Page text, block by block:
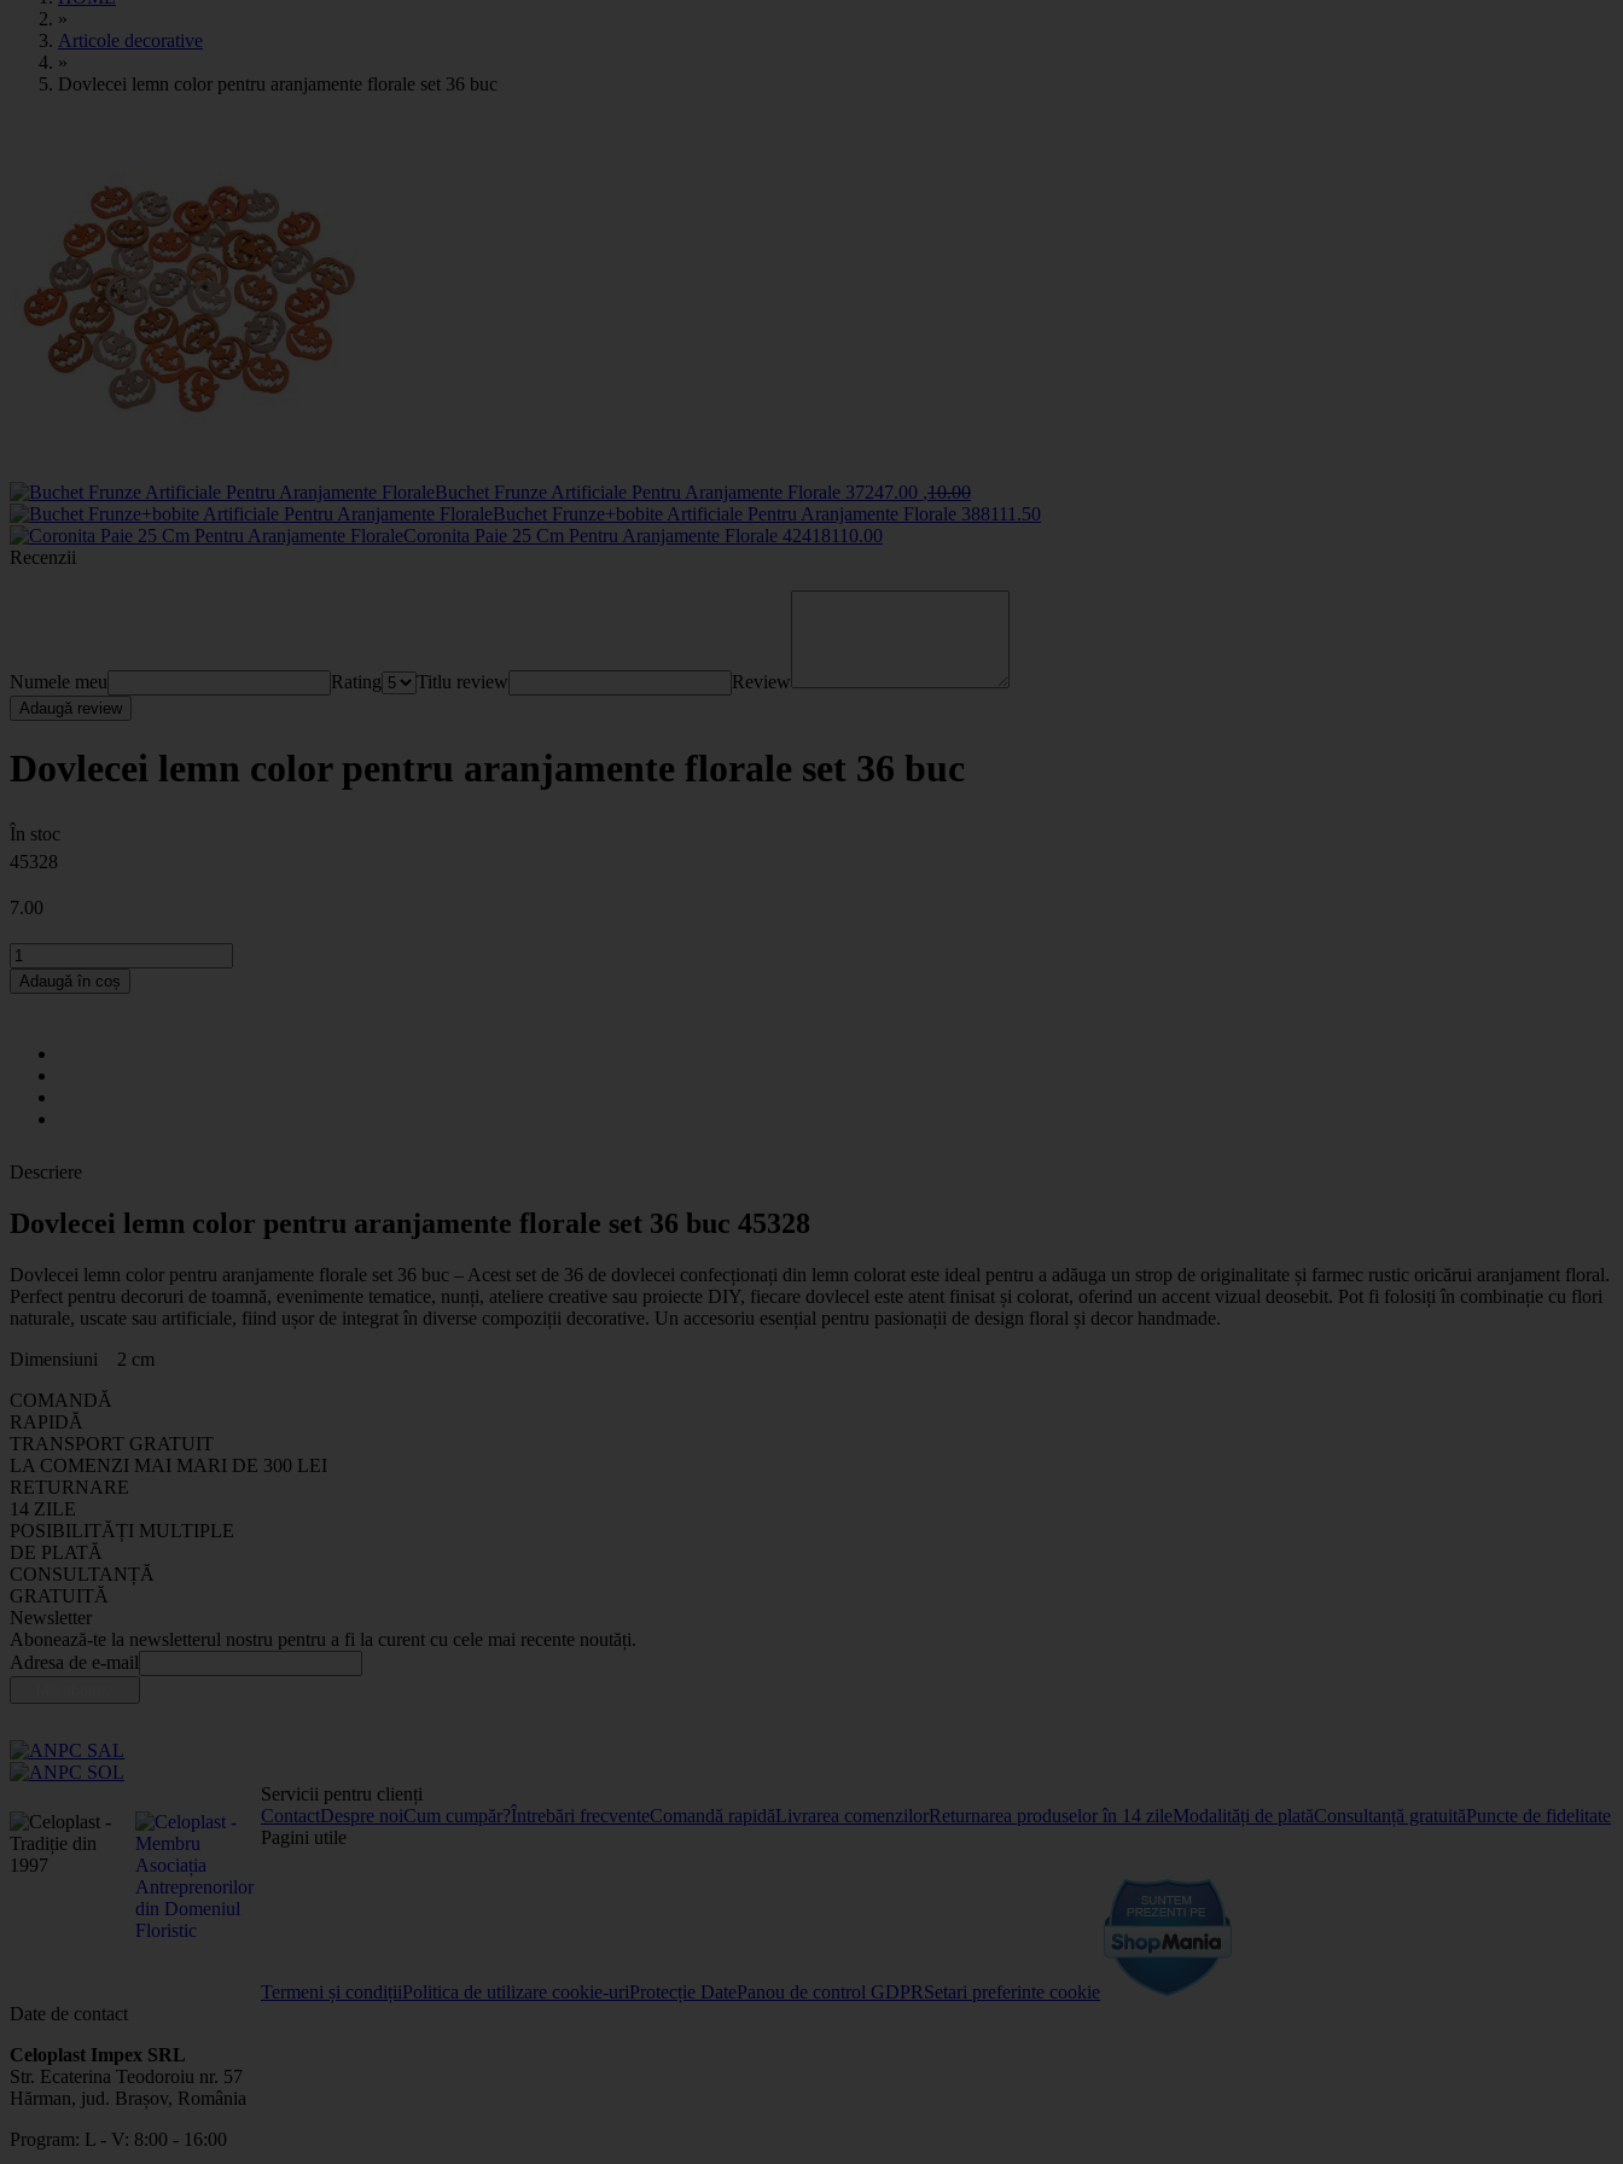
»
Articole decorative
»
Dovlecei lemn color pentru aranjamente florale set 36 buc
Buchet Frunze Artificiale Pentru Aranjamente Florale 37247.00 ,10.00
Buchet Frunze+bobite Artificiale Pentru Aranjamente Florale 3881 11 .50
Coronita Paie 25 Cm Pentru Aranjamente Florale 424181 10.00
Recenzii
Numele meu Rating Titlu review Review
Adaugă review
Dovlecei lemn color pentru aranjamente florale set 36 buc
În stoc
45328
7.00
Adaugă în coș
Descriere
Dovlecei lemn color pentru aranjamente florale set 36 buc 45328
Dovlecei lemn color pentru aranjamente florale set 36 buc – Acest set de 36 de dovlecei confecționați din lemn colorat este ideal pentru a adăuga un strop de originalitate și farmec rustic oricărui aranjament floral.
Perfect pentru decoruri de toamnă, evenimente tematice, nunți, ateliere creative sau proiecte DIY, fiecare dovlecel este atent finisat și colorat, oferind un accent vizual deosebit. Pot fi folosiți în combinație cu flori
naturale, uscate sau artificiale, fiind ușor de integrat în diverse compoziții decorative. Un accesoriu esențial pentru pasionații de design floral și decor handmade.
Dimensiuni 2 cm
COMANDĂ
RAPIDĂ
TRANSPORT GRATUIT
LA COMENZI MAI MARI DE 300 LEI
RETURNARE
14 ZILE
POSIBILITĂȚI MULTIPLE
DE PLATĂ
CONSULTANȚĂ
GRATUITĂ
Newsletter
Abonează-te la newsletterul nostru pentru a fi la curent cu cele mai recente noutăți.
Adresa de e-mail
Servicii pentru clienți
ContactDespre noiCum cumpăr?Întrebări frecventeComandă rapidăLivrarea comenzilorReturnarea produselor în 14 zileModalități de platăConsultanță gratuităPuncte de fidelitate
Pagini utile
Termeni și condițiiPolitica de utilizare cookie-uriProtecție DatePanou de control GDPRSetari preferinte cookie
Date de contact
Celoplast Impex SRL
Str. Ecaterina Teodoroiu nr. 57
Hărman, jud. Brașov, România
Program: L - V: 8:00 - 16:00